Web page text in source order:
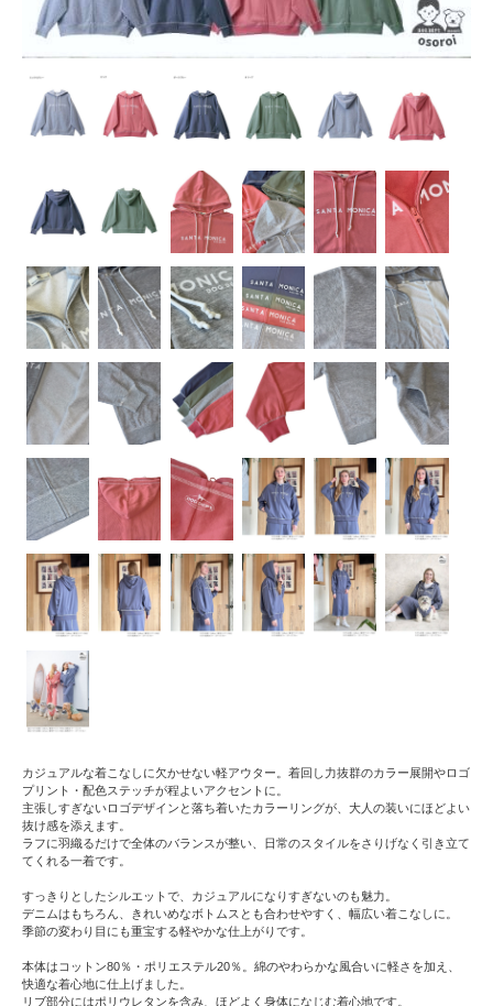
カジュアルな着こなしに欠かせない軽アウター。着回し力抜群のカラー展開やロゴ
プリント・配色ステッチが程よいアクセントに。
主張しすぎないロゴデザインと落ち着いたカラーリングが、大人の装いにほどよい
抜け感を添えます。
ラフに羽織るだけで全体のバランスが整い、日常のスタイルをさりげなく引き立て
てくれる一着です。
すっきりとしたシルエットで、カジュアルになりすぎないのも魅力。
デニムはもちろん、きれいめなボトムスとも合わせやすく、幅広い着こなしに。
季節の変わり目にも重宝する軽やかな仕上がりです。
本体はコットン80％・ポリエステル20％。綿のやわらかな風合いに軽さを加え、
快適な着心地に仕上げました。
リブ部分にはポリウレタンを含み、ほどよく身体になじむ着心地です。